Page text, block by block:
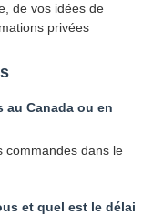
de vos idées de
privées
au Canada ou en
commandes dans le
et quel est le délai